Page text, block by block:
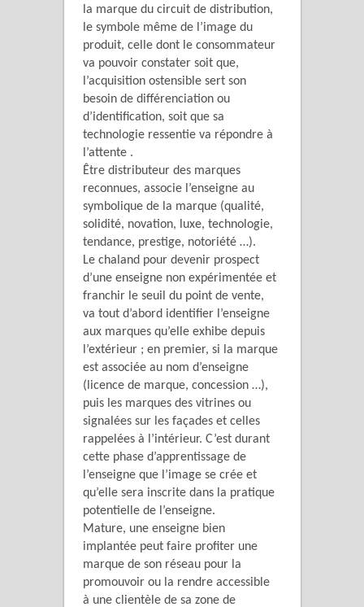
la marque du circuit de distribution,
le symbole même de l’image du
produit, celle dont le consommateur
va pouvoir constater soit que,
l’acquisition ostensible sert son
besoin de différenciation ou
d’identification, soit que sa
technologie ressentie va répondre à
l’attente .
Être distributeur des marques
reconnues, associe l’enseigne au
symbolique de la marque (qualité,
solidité, novation, luxe, technologie,
tendance, prestige, notoriété …).
Le chaland pour devenir prospect
d’une enseigne non expérimentée et
franchir le seuil du point de vente,
va tout d’abord identifier l’enseigne
aux marques qu’elle exhibe depuis
l’extérieur ; en premier, si la marque
est associée au nom d’enseigne
(licence de marque, concession …),
puis les marques des vitrines ou
signalées sur les façades et celles
rappelées à l’intérieur. C’est durant
cette phase d’apprentissage de
l’enseigne que l’image se crée et
qu’elle sera inscrite dans la pratique
potentielle de l’enseigne.
Mature, une enseigne bien
implantée peut faire profiter une
marque de son réseau pour la
promouvoir ou la rendre accessible
à une clientèle de sa zone de